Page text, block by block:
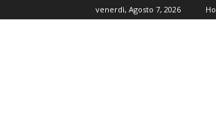
venerdì, Agosto 7, 2026